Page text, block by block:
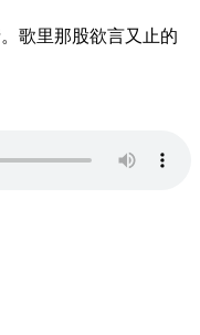
歌里那股欲言又止的